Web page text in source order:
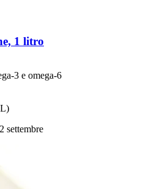
1 litro
3 e omega-6
settembre